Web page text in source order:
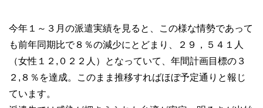
今年１～３月の派遣実績を見ると、この様な情勢であって
も前年同期比で８％の減少にとどまり、２９，５４１人
（女性１２,０２２人）となっていて、年間計画目標の３
２,８％を達成。このまま推移すればほぼ予定通りと報じ
ています。